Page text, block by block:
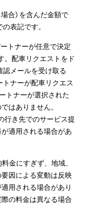
合) を含んだ金額で
表記です。
トナーが任意で決定
。配車リクエストをド
認メールを受け取る
トナーが配車リクエス
トナーが選択された
はありません。
行き先でのサービス提
適用される場合があ
金にすぎず、地域、
因による変動は反映
用される場合があり
の料金は異なる場合